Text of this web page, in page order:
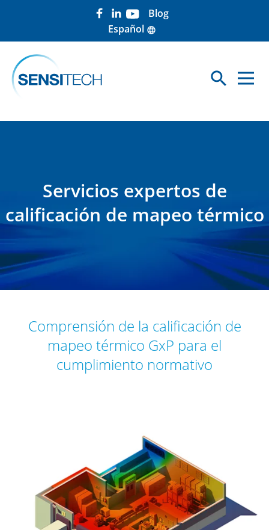
Blog
Español language
search
Servicios expertos de
calificación de mapeo térmico
Comprensión de la calificación de
mapeo térmico GxP para el
cumplimiento normativo